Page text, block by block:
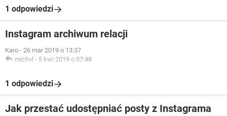
1 odpowiedzi
Instagram archiwum relacji
Karo - 26 mar 2019 o 13:37
michvl - 5 kwi 2019 o 07:48
1 odpowiedzi
Jak przestać udostępniać posty z Instagrama